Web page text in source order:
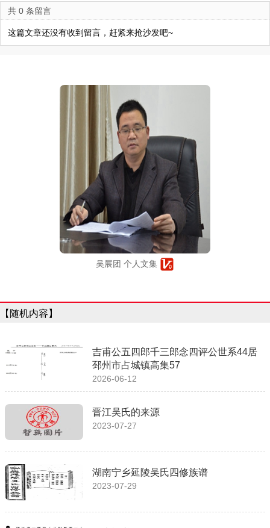
共 0 条留言
这篇文章还没有收到留言，赶紧来抢沙发吧~
吴展团 个人文集
【随机内容】
吉甫公五四郎千三郎念四评公世系44居
邳州市占城镇高集57
2026-06-12
晋江吴氏的来源
2023-07-27
湖南宁乡延陵吴氏四修族谱
2023-07-29